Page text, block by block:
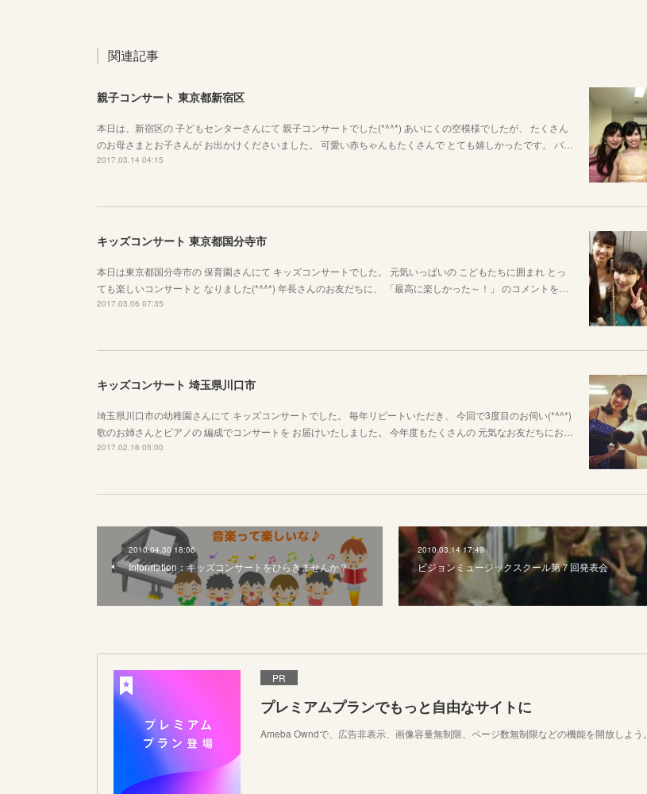
関連記事
親子コンサート 東京都新宿区
本日は、新宿区の 子どもセンターさんにて 親子コンサートでした(*^^*) あいにくの空模様でしたが、 たくさん
のお母さまとお子さんが お出かけくださいました。 可愛い赤ちゃんもたくさんで とても嬉しかったです。 バ…
2017.03.14 04:15
キッズコンサート 東京都国分寺市
本日は東京都国分寺市の 保育園さんにて キッズコンサートでした。 元気いっぱいの こどもたちに囲まれ とっ
ても楽しいコンサートと なりました(*^^*) 年長さんのお友だちに、 「最高に楽しかった～！」 のコメントを…
2017.03.06 07:35
キッズコンサート 埼玉県川口市
埼玉県川口市の幼稚園さんにて キッズコンサートでした。 毎年リピートいただき、 今回で3度目のお伺い(*^^*)
歌のお姉さんとピアノの 編成でコンサートを お届けいたしました。 今年度もたくさんの 元気なお友だちにお…
2017.02.16 05:00
2010.04.30 18:06
Information：キッズコンサートをひらきませんか？
2010.03.14 17:49
ビジョンミュージックスクール第７回発表会
PR
プレミアムプランでもっと自由なサイトに
Ameba Owndで、広告非表示、画像容量無制限、ページ数無制限などの機能を開放しよう。